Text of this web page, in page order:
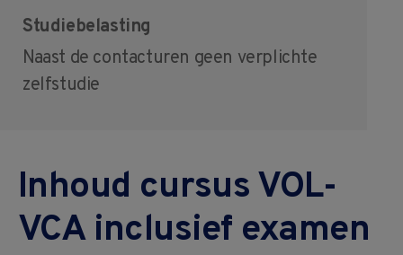
Studiebelasting
Naast de contacturen geen verplichte
zelfstudie
Inhoud cursus VOL-
VCA inclusief examen